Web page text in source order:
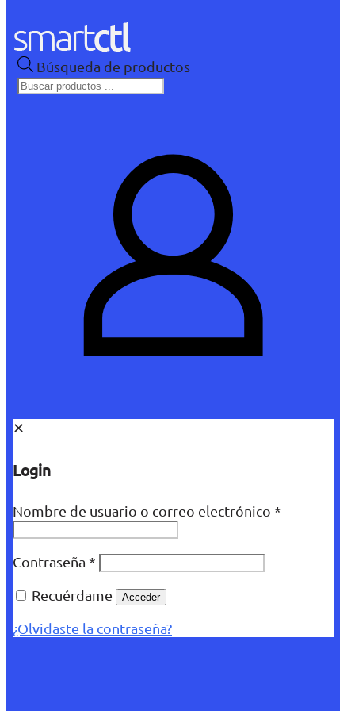
Búsqueda de productos
✕
Login
Nombre de usuario o correo electrónico *
Contraseña *
Recuérdame
Acceder
¿Olvidaste la contraseña?